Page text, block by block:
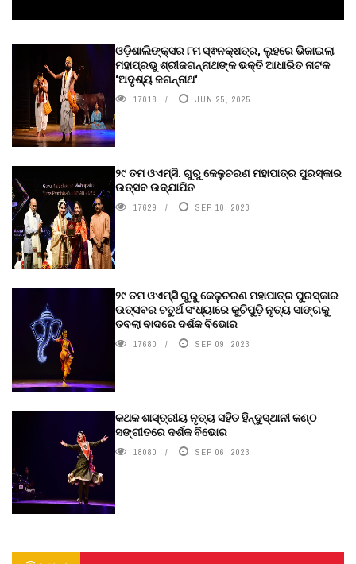
ଓଡ଼ିଶାଲିଙ୍କ୍ସର ୮ମ ସ୍ଵନକ୍ଷତ୍ର, ଲୁହରେ ଭିଜାଇଲା
ମହାପ୍ରଭୁ ଶ୍ରୀଜଗନ୍ନାଥଙ୍କ ଭକ୍ତି ଆଧାରିତ ନାଟକ
‘ଅଦୃଶ୍ୟ ଜଗନ୍ନାଥ‘
17018 JUN 25, 2025
୨୯ ତମ ଓଏମ୍‌ସି. ଗୁରୁ କେଳୁଚରଣ ମହାପାତ୍ର ପୁରସ୍କାର
ଉତ୍ସବ ଉଦ୍‍ଯାପିତ
17629 SEP 10, 2023
୨୯ ତମ ଓଏମ୍‌ସି ଗୁରୁ କେଳୁଚରଣ ମହାପାତ୍ର ପୁରସ୍କାର
ଉତ୍ସବର ଚତୁର୍ଥ ସଂଧ୍ୟାରେ କୁଚିପୁଡ଼ି ନୃତ୍ୟ ସାଙ୍ଗକୁ
ତବଲା ବାଦରେ ଦର୍ଶକ ବିଭୋର
17680 SEP 09, 2023
କଥକ ଶାସ୍ତ୍ରୀୟ ନୃତ୍ୟ ସହିତ ହିନ୍ଦୁସ୍ଥାନୀ କଣ୍ଠ
ସଙ୍ଗୀତରେ ଦର୍ଶକ ବିଭୋର
18080 SEP 06, 2023